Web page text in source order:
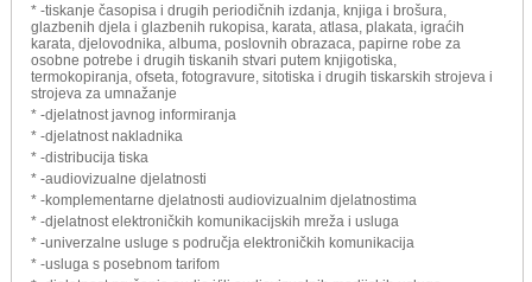
* -tiskanje časopisa i drugih periodičnih izdanja, knjiga i brošura,
glazbenih djela i glazbenih rukopisa, karata, atlasa, plakata, igraćih
karata, djelovodnika, albuma, poslovnih obrazaca, papirne robe za
osobne potrebe i drugih tiskanih stvari putem knjigotiska,
termokopiranja, ofseta, fotogravure, sitotiska i drugih tiskarskih strojeva i
strojeva za umnažanje
* -djelatnost javnog informiranja
* -djelatnost nakladnika
* -distribucija tiska
* -audiovizualne djelatnosti
* -komplementarne djelatnosti audiovizualnim djelatnostima
* -djelatnost elektroničkih komunikacijskih mreža i usluga
* -univerzalne usluge s područja elektroničkih komunikacija
* -usluga s posebnom tarifom